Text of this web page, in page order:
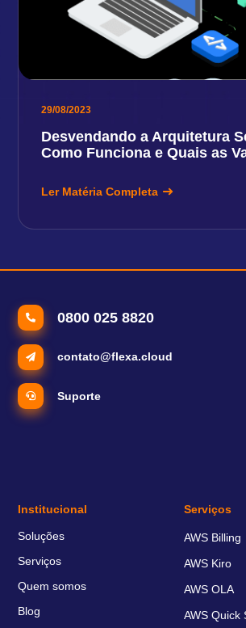
29/08/2023
Desvendando a Arquitetura
Como Funciona e Quais as
Ler Matéria Completa
0800 025 8820
contato@flexa.cloud
Suporte
Institucional
Soluções
Serviços
Quem somos
Blog
Serviços
AWS Billing
AWS Kiro
AWS OLA
AWS Quick